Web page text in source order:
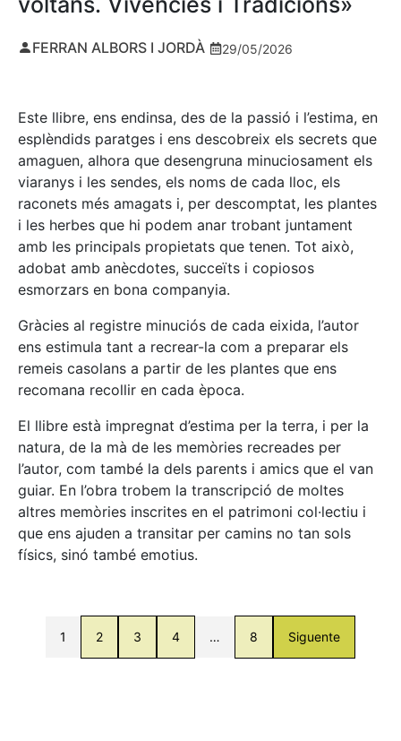
FERRAN ALBORS I JORDÀ 29/05/2026
Este llibre, ens endinsa, des de la passió i l’estima, en
esplèndids paratges i ens descobreix els secrets que
amaguen, alhora que desengruna minuciosament els
viaranys i les sendes, els noms de cada lloc, els
raconets més amagats i, per descomptat, les plantes
i les herbes que hi podem anar trobant juntament
amb les principals propietats que tenen. Tot això,
adobat amb anècdotes, succeïts i copiosos
esmorzars en bona companyia.
Gràcies al registre minuciós de cada eixida, l’autor
ens estimula tant a recrear-la com a preparar els
remeis casolans a partir de les plantes que ens
recomana recollir en cada època.
El llibre està impregnat d’estima per la terra, i per la
natura, de la mà de les memòries recreades per
l’autor, com també la dels parents i amics que el van
guiar. En l’obra trobem la transcripció de moltes
altres memòries inscrites en el patrimoni col·lectiu i
que ens ajuden a transitar per camins no tan sols
físics, sinó també emotius.
1 2 3 4 … 8 Siguente